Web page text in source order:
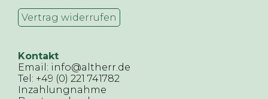
Vertrag widerrufen
Kontakt
Email: info@altherr.de
Tel: +49 (0) 221 741782
Inzahlungnahme